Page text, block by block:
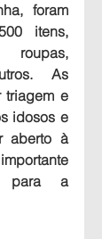
foram
itens,
roupas,
As
triagem e
idosos e
aberto à
para a